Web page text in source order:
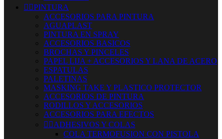
 PINTURA
ACCESORIOS PARA PINTURA
AGUAPLAST
PINTURA EN SPRAY
ACCESORIOS BASICOS
BROCHAS Y PINCELES
PAPEL LIJA + ACCESORIOS Y LANA DE ACERO
ESPATULAS
PALETINAS
MASKING TAKE Y PLASTICO PROTECTOR
ACCESORIOS DE PINTURA
RODILLOS Y ACCESORIOS
ACCESORIOS PARA EFECTOS
 ADHESIVOS Y COLAS
COLA TERMOFUSION CON PISTOLA